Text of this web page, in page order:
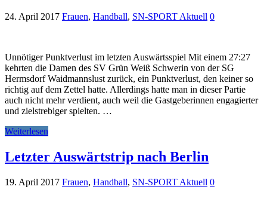
24. April 2017 Frauen, Handball, SN-SPORT Aktuell 0
Unnötiger Punktverlust im letzten Auswärtsspiel Mit einem 27:27
kehrten die Damen des SV Grün Weiß Schwerin von der SG
Hermsdorf Waidmannslust zurück, ein Punktverlust, den keiner so
richtig auf dem Zettel hatte. Allerdings hatte man in dieser Partie
auch nicht mehr verdient, auch weil die Gastgeberinnen engagierter
und zielstrebiger spielten. …
Weiterlesen
Letzter Auswärtstrip nach Berlin
19. April 2017 Frauen, Handball, SN-SPORT Aktuell 0